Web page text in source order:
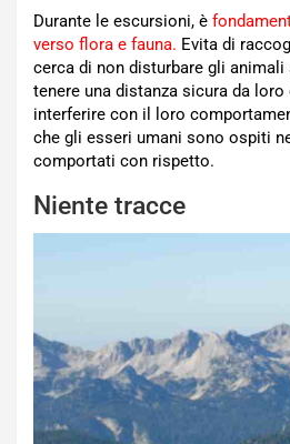
Durante le escursioni, è
verso flora e fauna. Evita di
cerca di non disturbare gli
tenere una distanza sicura da
interferire con il loro
che gli esseri umani sono ospiti
comportati con rispetto.
Niente tracce